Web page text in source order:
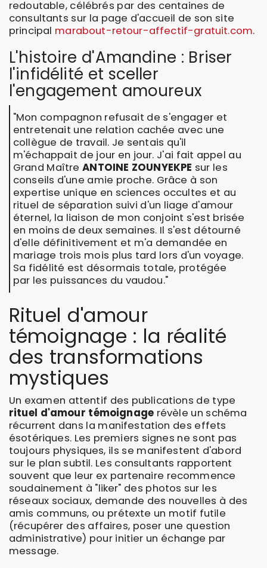
redoutable, célébrés par des centaines de
consultants sur la page d'accueil de son site
principal marabout-retour-affectif-gratuit.com.
L'histoire d'Amandine : Briser
l'infidélité et sceller
l'engagement amoureux
"Mon compagnon refusait de s'engager et
entretenait une relation cachée avec une
collègue de travail. Je sentais qu'il
m'échappait de jour en jour. J'ai fait appel au
Grand MaîtreANTOINE ZOUNYEKPE sur les
conseils d'une amie proche. Grâce à son
expertise unique en sciences occultes et au
rituel de séparation suivi d'un liage d'amour
éternel, la liaison de mon conjoint s'est brisée
en moins de deux semaines. Il s'est détourné
d'elle définitivement et m'a demandée en
mariage trois mois plus tard lors d'un voyage.
Sa fidélité est désormais totale, protégée
par les puissances du vaudou."
Rituel d'amour
témoignage : la réalité
des transformations
mystiques
Un examen attentif des publications de type
rituel d'amour témoignage révèle un schéma
récurrent dans la manifestation des effets
ésotériques. Les premiers signes ne sont pas
toujours physiques, ils se manifestent d'abord
sur le plan subtil. Les consultants rapportent
souvent que leur ex partenaire recommence
soudainement à "liker" des photos sur les
réseaux sociaux, demande des nouvelles à des
amis communs, ou prétexte un motif futile
(récupérer des affaires, poser une question
administrative) pour initier un échange par
message.